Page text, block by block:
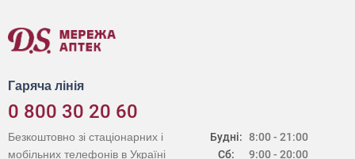
Гаряча лінія
0 800 30 20 60
Будні:
Сб:
8:00 - 21:00
9:00 - 20:00
Безкоштовно зі стаціонарних і
мобільних телефонів в Україні